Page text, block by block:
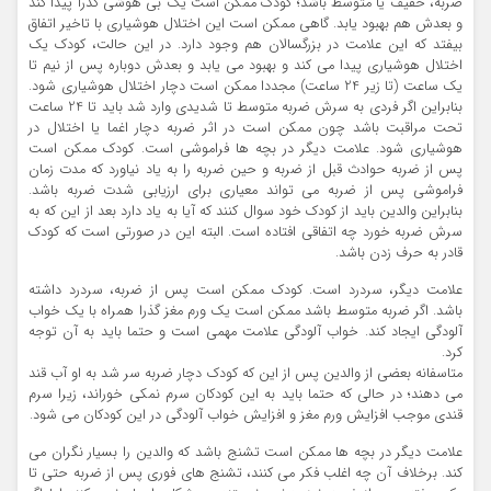
و بعدش هم بهبود یابد. گاهی ممکن است این اختلال هوشیاری با تاخیر اتفاق
بیفتد که این علامت در بزرگسالان هم وجود دارد. در این حالت، کودک یک
اختلال هوشیاری پیدا می‌ کند و بهبود می‌ یابد و بعدش دوباره پس از نیم تا
یک ساعت (تا زیر 24 ساعت) مجددا ممکن است دچار اختلال هوشیاری ‌شود.
بنابراین اگر فردی به سرش ضربه متوسط تا شدیدی وارد شد باید تا 24 ساعت
تحت مراقبت باشد چون ممکن است در اثر ضربه دچار اغما یا اختلال در
هوشیاری شود. علامت دیگر در بچه‌ ها فراموشی است. کودک ممکن است
پس از ضربه حوادث قبل از ضربه و حین ضربه را به یاد نیاورد که مدت زمان
فراموشی پس از ضربه می ‌تواند معیاری برای ارزیابی شدت ضربه باشد.
بنابراین والدین باید از کودک خود سوال کنند که آیا به یاد دارد بعد از این که به
سرش ضربه خورد چه اتفاقی افتاده است. البته این در صورتی است که کودک
قادر به حرف زدن باشد.
علامت دیگر، سردرد است. کودک ممکن است پس از ضربه، سردرد داشته
باشد. اگر ضربه متوسط باشد ممکن است یک ورم مغز گذرا همراه با یک خواب‌
آلودگی ایجاد کند. خواب ‌آلودگی علامت مهمی است و حتما باید به آن توجه
کرد.
متاسفانه بعضی از والدین پس از این که کودک دچار ضربه سر شد به او آب قند
می ‌دهند؛ در حالی که حتما باید به این کودکان سرم نمکی خوراند، زیرا سرم
قندی موجب افزایش ورم مغز و افزایش خوا‌ب ‌آلودگی در این کودکان می ‌شود.
علامت دیگر در بچه‌ ها ممکن است تشنج باشد که والدین را بسیار نگران می
‌کند. برخلاف آن چه اغلب فکر می ‌کنند، تشنج‌ های فوری پس از ضربه حتی تا